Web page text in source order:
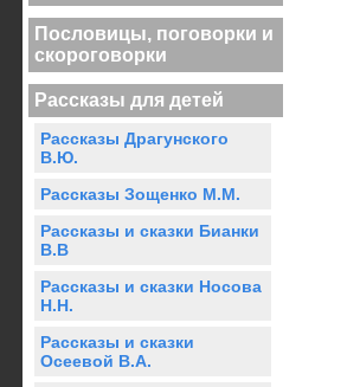
Пословицы, поговорки и
скороговорки
Рассказы для детей
Рассказы Драгунского
В.Ю.
Рассказы Зощенко М.М.
Рассказы и сказки Бианки
В.В
Рассказы и сказки Носова
Н.Н.
Рассказы и сказки
Осеевой В.А.